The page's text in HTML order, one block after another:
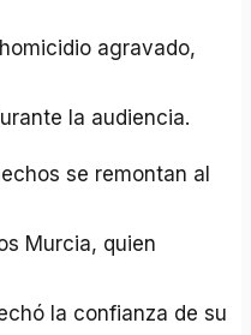
agravado,
la audiencia.
se remontan al
Murcia, quien
la confianza de su